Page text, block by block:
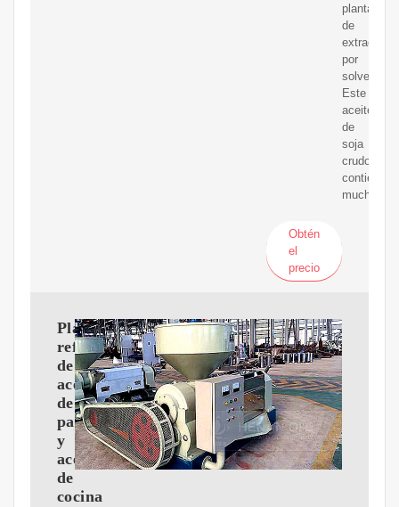
planta
de
extracción
por
solventes.
Este
aceite
de
soja
crudo
contiene
muchas
Obtén
el
precio
Planta
refinadora
de
aceite
de
palma
y
aceite
de
cocina